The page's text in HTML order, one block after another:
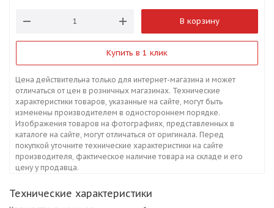
В корзину
Купить в 1 клик
Цена действительна только для интернет-магазина и может
отличаться от цен в розничных магазинах. Технические
характеристики товаров, указанные на сайте, могут быть
изменены производителем в одностороннем порядке.
Изображения товаров на фотографиях, представленных в
каталоге на сайте, могут отличаться от оригинала. Перед
покупкой уточните технические характеристики на сайте
производителя, фактическое наличие товара на складе и его
цену у продавца.
Технические характеристики